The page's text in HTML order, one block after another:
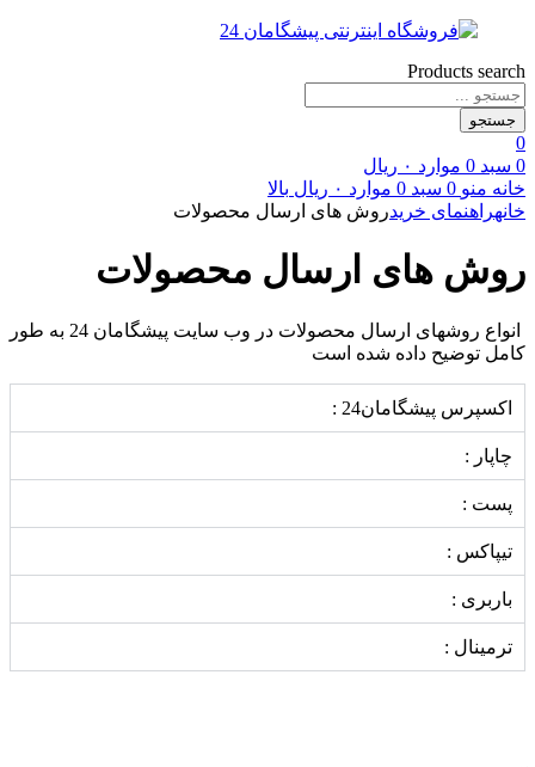
Products search
جستجو
0
0 سبد 0 موارد ۰ ریال
خانه منو 0 سبد 0 موارد ۰ ریال بالا
خانهراهنمای خریدروش های ارسال محصولات
روش های ارسال محصولات
انواع روشهای ارسال محصولات در وب سایت پیشگامان 24 به طور
کامل توضیح داده شده است
اکسپرس پیشگامان24 :
چاپار :
پست :
تیپاکس :
باربری :
ترمینال :